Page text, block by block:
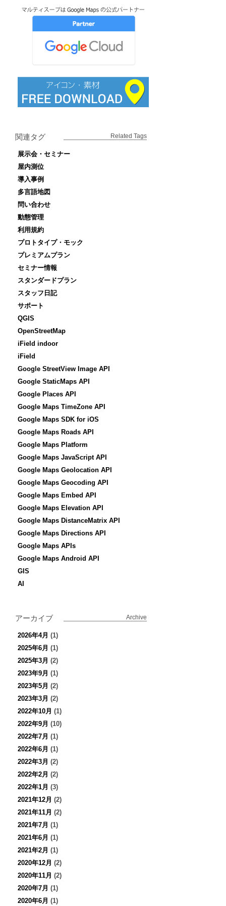
関連タグ Related Tags
展示会・セミナー
屋内測位
導入事例
多言語地図
問い合わせ
動態管理
利用規約
プロトタイプ・モック
プレミアムプラン
セミナー情報
スタンダードプラン
スタッフ日記
サポート
QGIS
OpenStreetMap
iField indoor
iField
Google StreetView Image API
Google StaticMaps API
Google Places API
Google Maps TimeZone API
Google Maps SDK for iOS
Google Maps Roads API
Google Maps Platform
Google Maps JavaScript API
Google Maps Geolocation API
Google Maps Geocoding API
Google Maps Embed API
Google Maps Elevation API
Google Maps DistanceMatrix API
Google Maps Directions API
Google Maps APIs
Google Maps Android API
GIS
AI
アーカイブ Archive
2026年4月 (1)
2025年6月 (1)
2025年3月 (2)
2023年9月 (1)
2023年5月 (2)
2023年3月 (2)
2022年10月 (1)
2022年9月 (10)
2022年7月 (1)
2022年6月 (1)
2022年3月 (2)
2022年2月 (2)
2022年1月 (3)
2021年12月 (2)
2021年11月 (2)
2021年7月 (1)
2021年6月 (1)
2021年2月 (1)
2020年12月 (2)
2020年11月 (2)
2020年7月 (1)
2020年6月 (1)